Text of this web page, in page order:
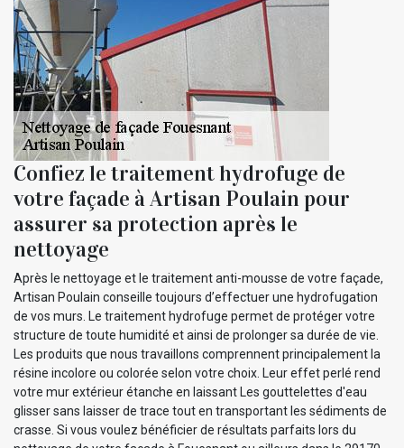
Confiez le traitement hydrofuge de
votre façade à Artisan Poulain pour
assurer sa protection après le
nettoyage
Après le nettoyage et le traitement anti-mousse de votre façade,
Artisan Poulain conseille toujours d’effectuer une hydrofugation
de vos murs. Le traitement hydrofuge permet de protéger votre
structure de toute humidité et ainsi de prolonger sa durée de vie.
Les produits que nous travaillons comprennent principalement la
résine incolore ou colorée selon votre choix. Leur effet perlé rend
votre mur extérieur étanche en laissant Les gouttelettes d'eau
glisser sans laisser de trace tout en transportant les sédiments de
crasse. Si vous voulez bénéficier de résultats parfaits lors du